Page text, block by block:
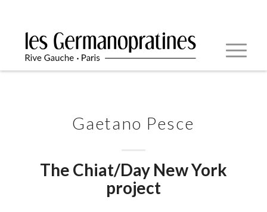
Gaetano Pesce
The Chiat/Day New York
project